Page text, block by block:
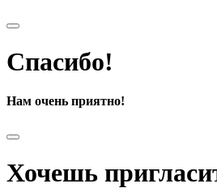
Спасибо!
Нам очень приятно!
Хочешь